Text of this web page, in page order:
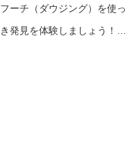
ーチ（ダウジング）を使
発見を体験しましょう！